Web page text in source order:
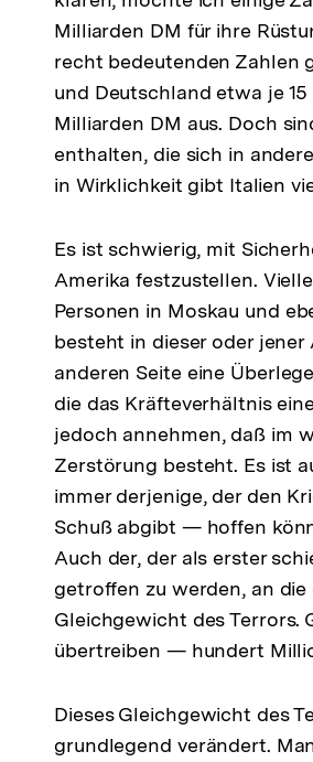
Milliarden DM für ihre
recht bedeutenden Zahlen
und Deutschland etwa je
Milliarden DM aus. Doch
enthalten, die sich in
in Wirklichkeit gibt Italien
Es ist schwierig, mit
Amerika festzustellen.
Personen in Moskau und
besteht in dieser oder
anderen Seite eine
die das Kräfteverhältnis
jedoch annehmen, daß im
Zerstörung besteht. Es ist
immer derjenige, der den
Schuß abgibt — hoffen
Auch der, der als erster
getroffen zu werden, an
Gleichgewicht des
übertreiben — hundert
Dieses Gleichgewicht des
grundlegend verändert.